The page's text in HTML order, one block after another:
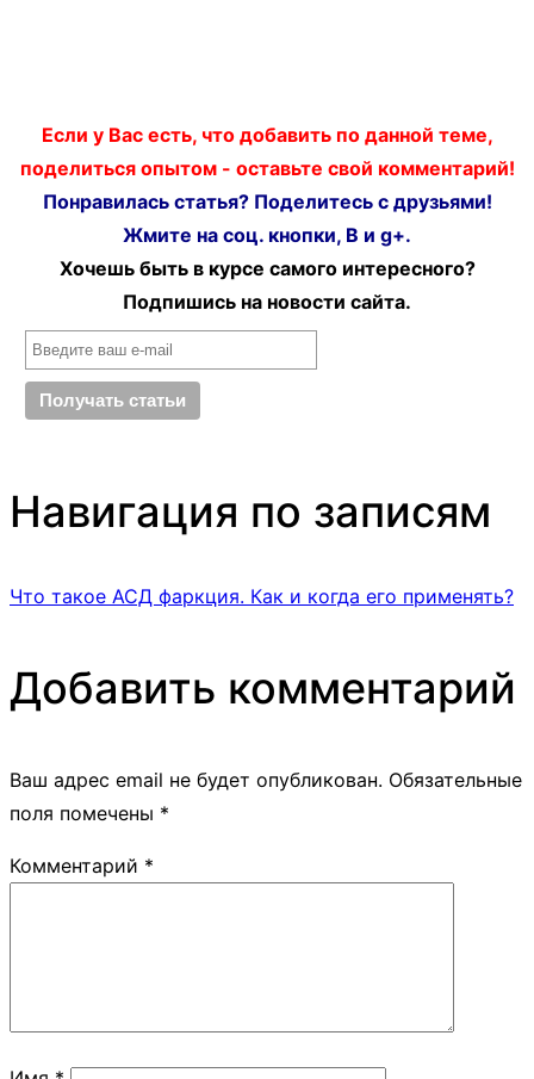
Если у Вас есть, что добавить по данной теме,
поделиться опытом - оставьте свой комментарий!
Понравилась статья? Поделитесь с друзьями!
Жмите на соц. кнопки, В и g+.
Хочешь быть в курсе самого интересного?
Подпишись на новости сайта.
Навигация по записям
Что такое АСД фаркция. Как и когда его применять?
Добавить комментарий
Ваш адрес email не будет опубликован. Обязательные
поля помечены *
Комментарий *